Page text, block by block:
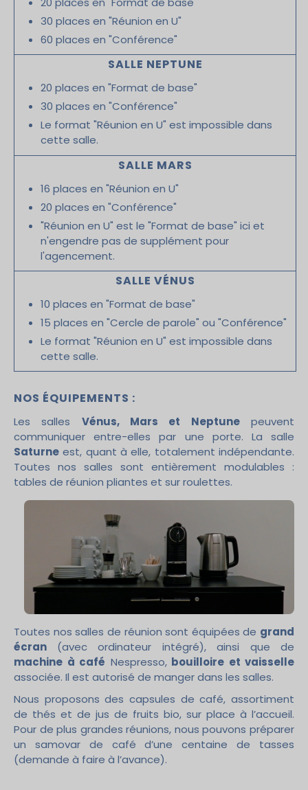
30 places en "Réunion en U"
60 places en "Conférence"
SALLE NEPTUNE
20 places en "Format de base"
30 places en "Conférence"
Le format "Réunion en U" est impossible dans
cette salle.
SALLE MARS
16 places en "Réunion en U"
20 places en "Conférence"
"Réunion en U" est le "Format de base" ici et
n'engendre pas de supplément pour
l'agencement.
SALLE VÉNUS
10 places en "Format de base"
15 places en "Cercle de parole" ou "Conférence"
Le format "Réunion en U" est impossible dans
cette salle.
NOS ÉQUIPEMENTS :
Les salles Vénus, Mars et Neptunepeuvent
communiquer entre-elles par une porte. La salle
Saturne est, quant à elle, totalement indépendante.
Toutes nos salles sont entièrement modulables :
tables de réunion pliantes et sur roulettes.
Toutes nos salles de réunion sont équipées de grand
écran (avec ordinateur intégré), ainsi que de
machine à café Nespresso,bouilloire et vaisselle
associée. Il est autorisé de manger dans les salles.
Nous proposons des capsules de café, assortiment
de thés et de jus de fruits bio, sur place à l’accueil.
Pour de plus grandes réunions, nous pouvons préparer
un samovar de café d’une centaine de tasses
(demande à faire à l’avance).